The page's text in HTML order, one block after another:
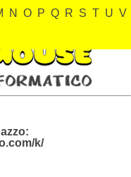
N O P Q R S T U V
k/